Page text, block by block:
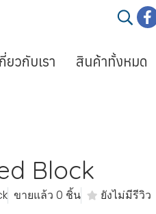
ยวกับเรา สินค้าทั้งหมด
Block
ขายแล้ว 0 ชิ้น ยังไม่มีรีวิว